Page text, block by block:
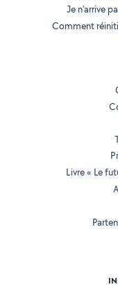
Je n'arrive
Comment
Livre « Le